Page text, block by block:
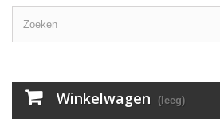
Winkelwagen (leeg)